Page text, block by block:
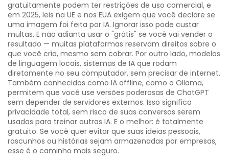
gratuitamente podem ter restrições de uso comercial, e
em 2025, leis na UE e nos EUA exigem que você declare se
uma imagem foi feita por IA. Ignorar isso pode custar
multas. E não adianta usar o "grátis" se você vai vender o
resultado — muitas plataformas reservam direitos sobre o
que você cria, mesmo sem cobrar. Por outro lado, modelos
de linguagem locais, sistemas de IA que rodam
diretamente no seu computador, sem precisar de internet.
Também conhecidos como IA offline, como o Ollama,
permitem que você use versões poderosas de ChatGPT
sem depender de servidores externos. Isso significa
privacidade total, sem risco de suas conversas serem
usadas para treinar outras IA. E o melhor: é totalmente
gratuito. Se você quer evitar que suas ideias pessoais,
rascunhos ou histórias sejam armazenadas por empresas,
esse é o caminho mais seguro.